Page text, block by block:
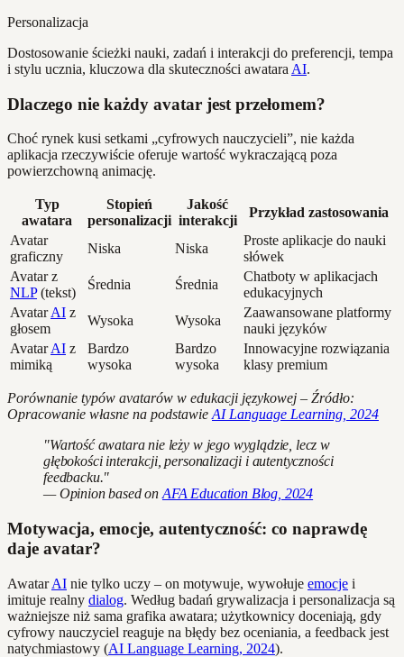
Personalizacja
Dostosowanie ścieżki nauki, zadań i interakcji do preferencji, tempa
i stylu ucznia, kluczowa dla skuteczności awatara AI.
Dlaczego nie każdy avatar jest przełomem?
Choć rynek kusi setkami „cyfrowych nauczycieli”, nie każda
aplikacja rzeczywiście oferuje wartość wykraczającą poza
powierzchowną animację.
Typ
awatara
Stopień
personalizacji
Jakość
interakcji
Przykład zastosowania
Avatar
graficzny
Niska Niska
Proste aplikacje do nauki
słówek
Avatar z
NLP(tekst)
Średnia Średnia
Chatboty w aplikacjach
edukacyjnych
AvatarAI z
głosem
Wysoka Wysoka
Zaawansowane platformy
nauki języków
AvatarAI z
mimiką
Bardzo
wysoka
Bardzo
wysoka
Innowacyjne rozwiązania
klasy premium
Porównanie typów avatarów w edukacji językowej – Źródło:
Opracowanie własne na podstawie AI Language Learning, 2024
"Wartość awatara nie leży w jego wyglądzie, lecz w
głębokości interakcji, personalizacji i autentyczności
feedbacku."
— Opinion based on AFA Education Blog, 2024
Motywacja, emocje, autentyczność: co naprawdę
daje avatar?
AwatarAI nie tylko uczy – on motywuje, wywołuje emocje i
imituje realny dialog. Według badań grywalizacja i personalizacja są
ważniejsze niż sama grafika awatara; użytkownicy doceniają, gdy
cyfrowy nauczyciel reaguje na błędy bez oceniania, a feedback jest
natychmiastowy (AI Language Learning, 2024).